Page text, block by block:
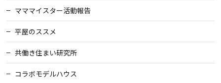
マママイスター活動報告
平屋のススメ
共働き住まい研究所
コラボモデルハウス